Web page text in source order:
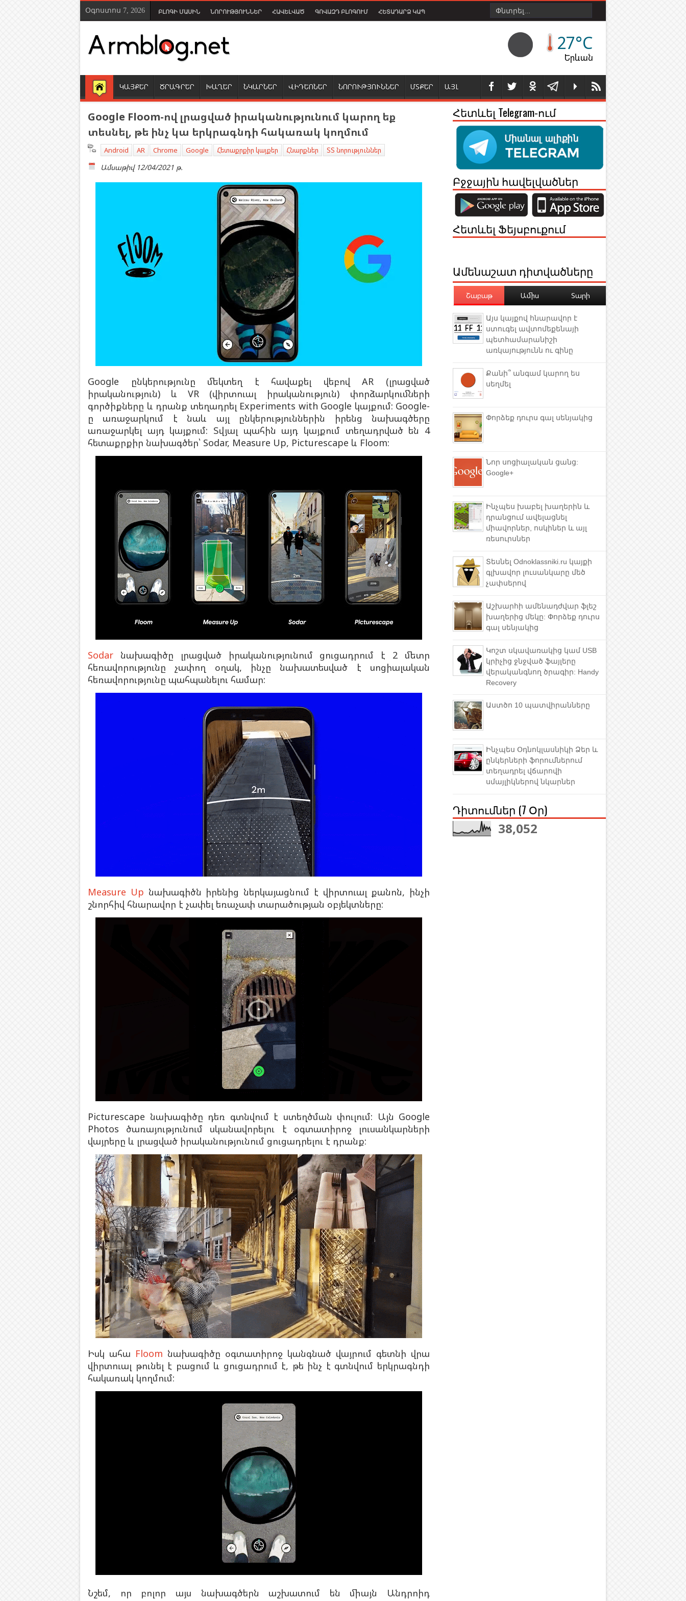
Օգոստոս 7, 2026 ԲԼՈԳԻ ՄԱՍԻՆ ՆՈՐՈՒԹՅՈՒՆՆԵՐ ՀԱՎԵԼՎԱԾ ԳՈՎԱԶԴ ԲԼՈԳՈՒՄ ՀԵՏԱԴԱՐՁ ԿԱՊ
27°C
Երևան
ԿԱՅՔԵՐ ԾՐԱԳՐԵՐ ԽԱՂԵՐ ՆԿԱՐՆԵՐ ՎԻԴԵՈՆԵՐ ՆՈՐՈՒԹՅՈՒՆՆԵՐ ՄՏՔԵՐ ԱՅԼ
Google Floom-ով լրացված իրականությունում կարող եք
տեսնել, թե ինչ կա երկրագնդի հակառակ կողմում
Android AR Chrome Google Հետաքրքիր կայքեր Հնարքներ ՏՏ նորություններ
Ամսաթիվ 12/04/2021 թ.
Google ընկերությունը մեկտեղ է հավաքել վեբով AR (լրացված
իրականություն) և VR (վիրտուալ իրականություն) փորձարկումների
գործիքները և դրանք տեղադրել Experiments with Google կայքում: Google-
ը առաջարկում է նաև այլ ընկերություններին իրենց նախագծերը
առաջարկել այդ կայքում: Տվյալ պահին այդ կայքում տեղադրված են 4
հետաքրքիր նախագծեր՝ Sodar, Measure Up, Picturescape և Floom:
Sodar նախագիծը լրացված իրականությունում ցուցադրում է 2 մետր
հեռավորությունը չափող օղակ, ինչը նախատեսված է սոցիալական
հեռավորությունը պահպանելու համար:
Measure Up նախագիծն իրենից ներկայացնում է վիրտուալ քանոն, ինչի
շնորհիվ հնարավոր է չափել եռաչափ տարածության օբյեկտները:
Picturescape նախագիծը դեռ գտնվում է ստեղծման փուլում: Այն Google
Photos ծառայությունում սկանավորելու է օգտատիրոջ լուսանկարների
վայրերը և լրացված իրականությունում ցուցադրելու է դրանք:
Իսկ ահա Floom նախագիծը օգտատիրոջ կանգնած վայրում գետնի վրա
վիրտուալ թունել է բացում և ցուցադրում է, թե ինչ է գտնվում երկրագնդի
հակառակ կողմում:
Նշեմ, որ բոլոր այս նախագծերն աշխատում են միայն Անդրոիդ
Հետևել Telegram-ում
Բջջային հավելվածներ
Հետևել Ֆեյսբուքում
Ամենաշատ դիտվածները
Շաբաթ Ամիս Տարի
Այս կայքով հնարավոր է
ստուգել ավտոմեքենայի
պետհամարանիշի
առկայությունն ու գինը
Քանի՞ անգամ կարող ես
սեղմել
Փորձեք դուրս գալ սենյակից
Նոր սոցիալական ցանց:
Google+
Ինչպես խաբել խաղերին և
դրանցում ավելացնել
միավորներ, ոսկիներ և այլ
ռեսուրսներ
Տեսնել Odnoklassniki.ru կայքի
գլխավոր լուսանկարը մեծ
չափսերով
Աշխարհի ամենադժվար ֆլեշ
խաղերից մեկը: Փորձեք դուրս
գալ սենյակից
Կոշտ սկավառակից կամ USB
կրիչից ջնջված ֆայլերը
վերականգնող ծրագիր: Handy
Recovery
Աստծո 10 պատվիրանները
Ինչպես Օդնոկլասնիկի Ձեր և
ընկերների ֆորումներում
տեղադրել վճարովի
սմայլիկներով նկարներ
Դիտումներ (7 Օր)
38,052